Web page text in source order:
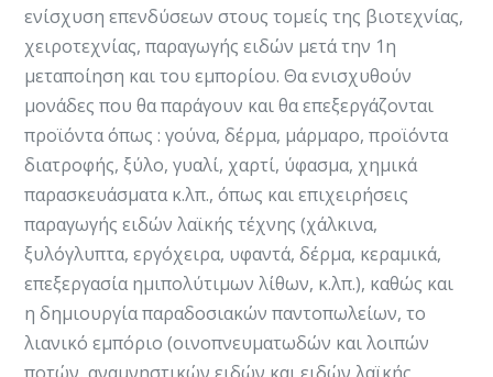
ενίσχυση επενδύσεων στους τομείς της βιοτεχνίας,
χειροτεχνίας, παραγωγής ειδών μετά την 1η
μεταποίηση και του εμπορίου. Θα ενισχυθούν
μονάδες που θα παράγουν και θα επεξεργάζονται
προϊόντα όπως : γούνα, δέρμα, μάρμαρο, προϊόντα
διατροφής, ξύλο, γυαλί, χαρτί, ύφασμα, χημικά
παρασκευάσματα κ.λπ., όπως και επιχειρήσεις
παραγωγής ειδών λαϊκής τέχνης (χάλκινα,
ξυλόγλυπτα, εργόχειρα, υφαντά, δέρμα, κεραμικά,
επεξεργασία ημιπολύτιμων λίθων, κ.λπ.), καθώς και
η δημιουργία παραδοσιακών παντοπωλείων, το
λιανικό εμπόριο (οινοπνευματωδών και λοιπών